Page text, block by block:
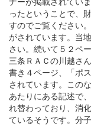
ったということで、
すのでご覧ください
がされています。当
さい。続いて５２ペ
三条ＲＡＣの川越さ
書き４ページ、「ポ
されています。この
あたりにある記述で
れ替わっており、消
ているそうです。分